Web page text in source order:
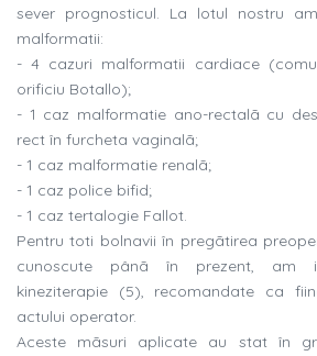
sever prognosticul. La lotul nostru
malformatii:
- 4 cazuri malformatii cardiace
orificiu Botallo);
- 1 caz malformatie ano-rectalã cu
rect în furcheta vaginalã;
- 1 caz malformatie renalã;
- 1 caz police bifid;
- 1 caz tertalogie Fallot.
Pentru toti bolnavii în pregãtirea
cunoscute pânã în prezent, am
kineziterapie (5), recomandate ca
actului operator.
Aceste mãsuri aplicate au stat în